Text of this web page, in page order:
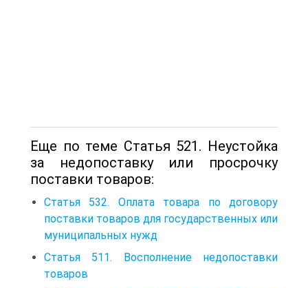
Еще по теме Статья 521. Неустойка
за недопоставку или просрочку
поставки товаров:
Статья 532. Оплата товара по договору
поставки товаров для государственных или
муниципальных нужд
Статья 511. Восполнение недопоставки
товаров